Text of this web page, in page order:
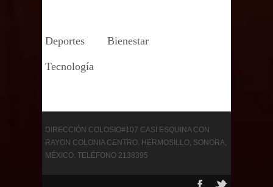
Deportes Bienestar
Tecnología
DIRECCIÓN COLOSIO#107 CASI ESQUINA CON
RAYON COLONIA CENTRO. HERMOSILLO, SONORA,
MÉXICO. TELÉFONO 2138395